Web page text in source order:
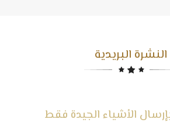
النشرة البريدية
الأشياء الجيدة فقط